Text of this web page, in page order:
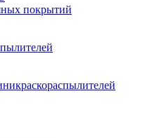
покрытий